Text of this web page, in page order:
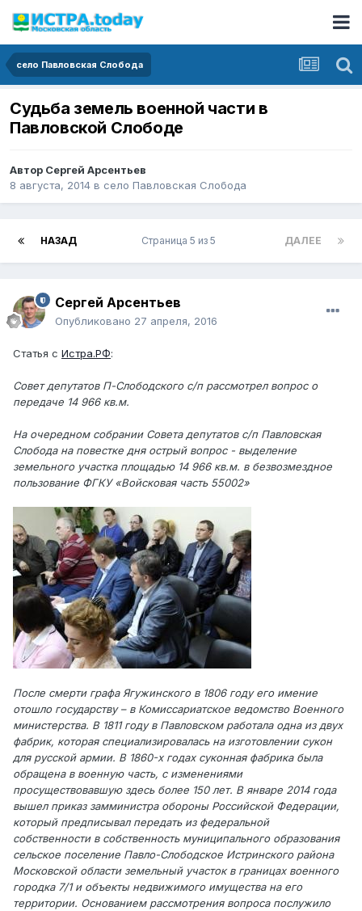
село Павловская Слобода
Судьба земель военной части в
Павловской Слободе
Автор Сергей Арсентьев
8 августа, 2014 в село Павловская Слобода
НАЗАД ДАЛЕЕ
Страница 5 из 5
Сергей Арсентьев
Опубликовано 27 апреля, 2016
Статья с Истра.РФ:
Совет депутатов П-Слободского с/п рассмотрел вопрос о
передаче 14 966 кв.м.
На очередном собрании Совета депутатов с/п Павловская
Слобода на повестке дня острый вопрос - выделение
земельного участка площадью 14 966 кв.м. в безвозмездное
пользование ФГКУ «Войсковая часть 55002»
После смерти графа Ягужинского в 1806 году его имение
отошло государству – в Комиссариатское ведомство Военного
министерства. В 1811 году в Павловском работала одна из двух
фабрик, которая специализировалась на изготовлении сукон
для русской армии. В 1860-х годах суконная фабрика была
обращена в военную часть, с изменениями
просуществовавшую здесь более 150 лет. В январе 2014 года
вышел приказ замминистра обороны Российской Федерации,
который предписывал передать из федеральной
собственности в собственность муниципального образования
сельское поселение Павло-Слободское Истринского района
Московской области земельный участок в границах военного
городка 7/1 и объекты недвижимого имущества на его
территории. Основанием рассмотрения вопроса послужило